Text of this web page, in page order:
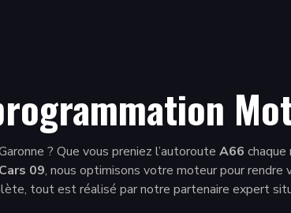
? Que vous preniez l’autoroute A66
09, nous optimisons votre moteur pour
tout est réalisé par notre partenaire expert